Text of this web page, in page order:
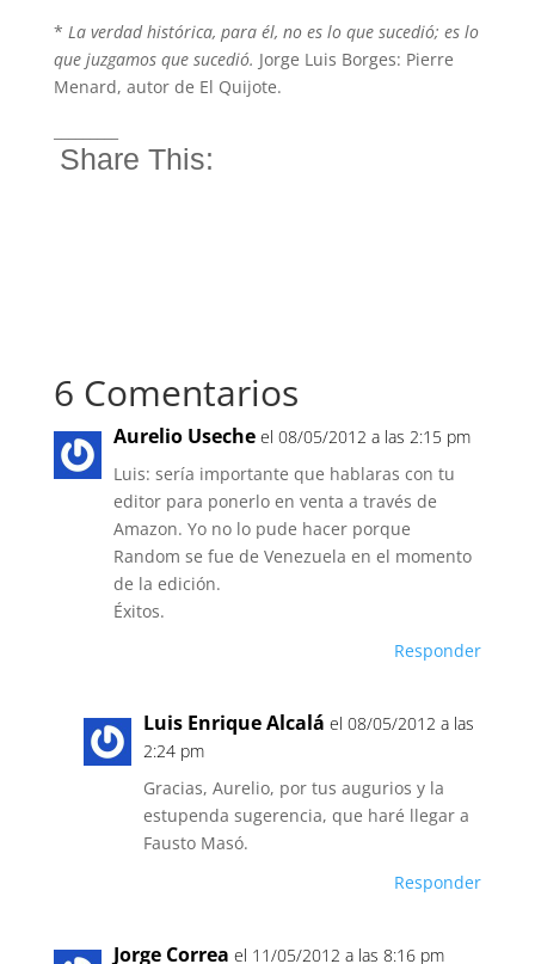
* La verdad histórica, para él, no es lo que sucedió; es lo
que juzgamos que sucedió. Jorge Luis Borges: Pierre
Menard, autor de El Quijote.
Share This:
6 Comentarios
Aurelio Useche el 08/05/2012 a las 2:15 pm
Luis: sería importante que hablaras con tu
editor para ponerlo en venta a través de
Amazon. Yo no lo pude hacer porque
Random se fue de Venezuela en el momento
de la edición.
Éxitos.
Responder
Luis Enrique Alcalá el 08/05/2012 a las
2:24 pm
Gracias, Aurelio, por tus augurios y la
estupenda sugerencia, que haré llegar a
Fausto Masó.
Responder
Jorge Correa el 11/05/2012 a las 8:16 pm